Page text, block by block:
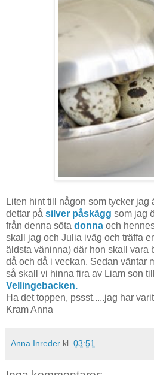
Liten hint till någon som tycker jag
dettar på silver påskägg som jag
från denna söta donna och
skall jag och Julia iväg och träffa
äldsta väninna) där hon skall vara
då och då i veckan. Sedan väntar
så skall vi hinna fira av Liam son till
Vellingebacken.
Ha det toppen, pssst.....jag har
Kram Anna
Anna Inreder kl. 03:51